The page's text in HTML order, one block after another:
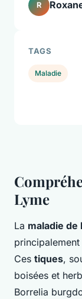
Lyme
La maladie de
Ces tiques,
boisées et
Borrelia
R
TAGS
Maladie